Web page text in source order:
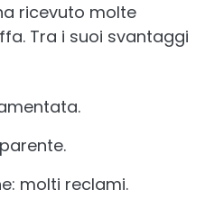
ricevuto molte
Tra i suoi svantaggi
molti reclami.